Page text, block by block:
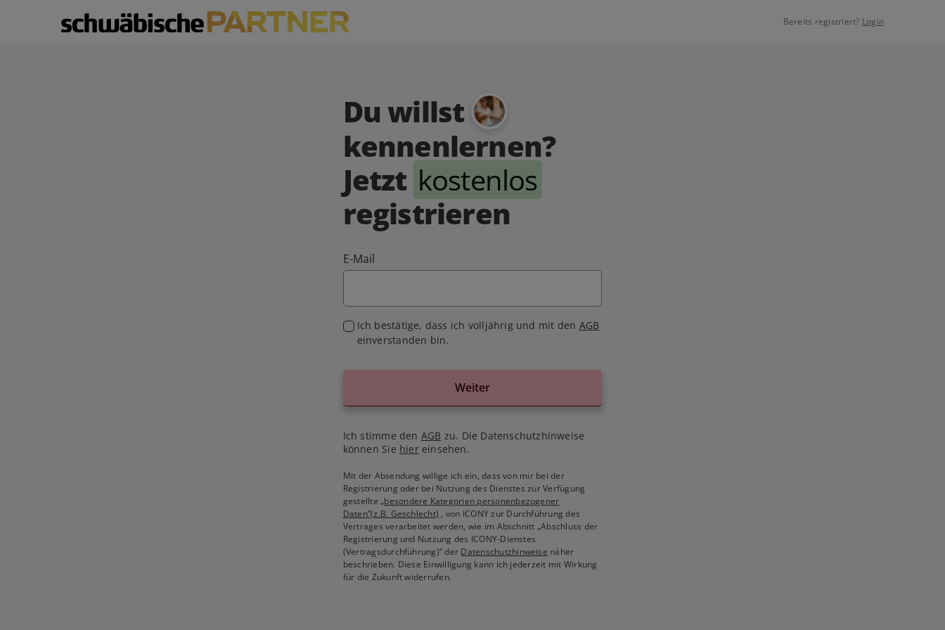
Bereits registriert? Login
Du willst
kennenlernen?
Jetzt kostenlos
registrieren
E-Mail
Ich bestätige, dass ich volljährig und mit den AGB
einverstanden bin.
Weiter
Ich stimme den AGB zu. Die Datenschutzhinweise
können Sie hiereinsehen.
Mit der Absendung willige ich ein, dass von mir bei der
Registrierung oder bei Nutzung des Dienstes zur Verfügung
gestellte„besondere Kategorien personenbezogener
Daten“(z.B. Geschlecht) , von ICONY zur Durchführung des
Vertrages verarbeitet werden, wie im Abschnitt „Abschluss der
Registrierung und Nutzung des ICONY-Dienstes
(Vertragsdurchführung)“ der Datenschutzhinweise näher
beschrieben. Diese Einwilligung kann ich jederzeit mit Wirkung
für die Zukunft widerrufen.